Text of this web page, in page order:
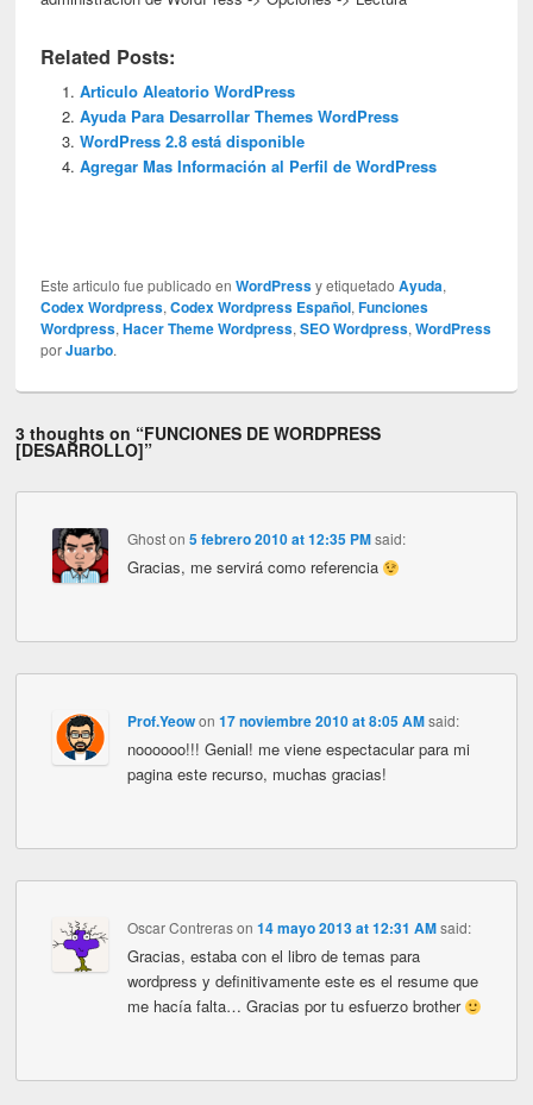
Related Posts:
Articulo Aleatorio WordPress
Ayuda Para Desarrollar Themes WordPress
WordPress 2.8 está disponible
Agregar Mas Información al Perfil de WordPress
Este articulo fue publicado enWordPressy etiquetadoAyuda,
Codex Wordpress,Codex Wordpress Español,Funciones
Wordpress,Hacer Theme Wordpress,SEO Wordpress,WordPress
porJuarbo.
3 thoughts on “FUNCIONES DE WORDPRESS
[DESARROLLO]”
Ghoston 5 febrero 2010 at 12:35 PM said:
Gracias, me servirá como referencia
Prof.Yeowon 17 noviembre 2010 at 8:05 AM said:
noooooo!!! Genial! me viene espectacular para mi
pagina este recurso, muchas gracias!
Oscar Contrerason 14 mayo 2013 at 12:31 AM said:
Gracias, estaba con el libro de temas para
wordpress y definitivamente este es el resume que
me hacía falta… Gracias por tu esfuerzo brother